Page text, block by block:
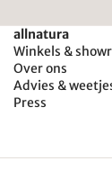
allnatura
Winkels &
Over ons
Advies &
Press